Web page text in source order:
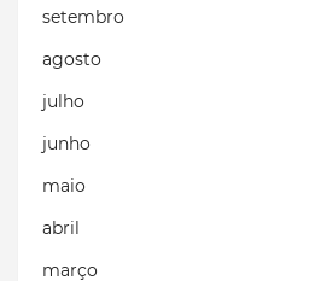
setembro
agosto
julho
junho
maio
abril
março